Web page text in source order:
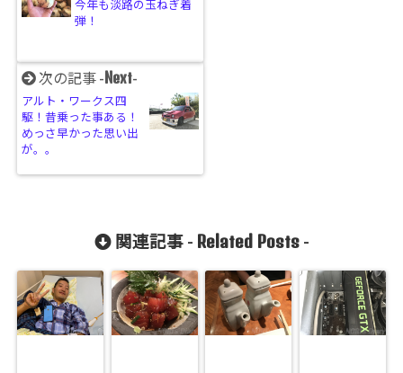
今年も淡路の玉ねぎ着
弾！
次の記事 - Next-
アルト・ワークス四
駆！昔乗った事ある！
めっさ早かった思い出
が。。
関連記事 - Related Posts-